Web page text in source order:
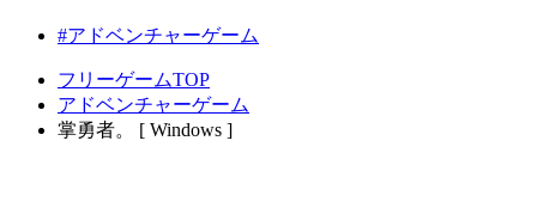
#アドベンチャーゲーム
フリーゲームTOP
アドベンチャーゲーム
掌勇者。 [ Windows ]